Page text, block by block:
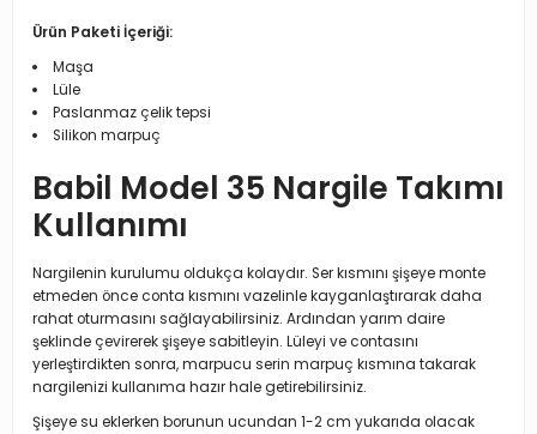
Ürün Paketi İçeriği:
Maşa
Lüle
Paslanmaz çelik tepsi
Silikon marpuç
Babil Model 35 Nargile Takımı
Kullanımı
Nargilenin kurulumu oldukça kolaydır. Ser kısmını şişeye monte
etmeden önce conta kısmını vazelinle kayganlaştırarak daha
rahat oturmasını sağlayabilirsiniz. Ardından yarım daire
şeklinde çevirerek şişeye sabitleyin. Lüleyi ve contasını
yerleştirdikten sonra, marpucu serin marpuç kısmına takarak
nargilenizi kullanıma hazır hale getirebilirsiniz.
Şişeye su eklerken borunun ucundan 1-2 cm yukarıda olacak